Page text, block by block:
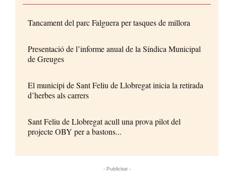
Tancament del parc Falguera per tasques de millora
Presentació de l’informe anual de la Síndica Municipal
de Greuges
El municipi de Sant Feliu de Llobregat inicia la retirada
d’herbes als carrers
Sant Feliu de Llobregat acull una prova pilot del
projecte OBY per a bastons...
- Publicitat -